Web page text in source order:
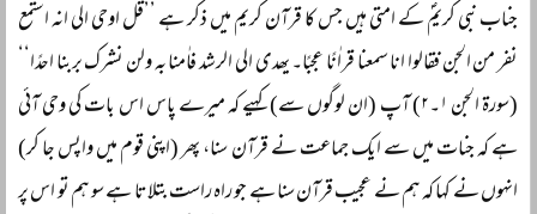
جناب نبی کریمؐ کے امتی ہیں جس کا قرآن کریم میں ذکر ہے ’’قل اوحی الی انہ استمع
نفر من الجن فقالوا انا سمعنا قراٰنًا عجبًا۔ یھدی الی الرشد فاٰمنا بہ ولن نشرک بربنا احدًا‘‘
(سورۃ الجن ۱۔۲) آپ (ان لوگوں سے) کہیے کہ میرے پاس اس بات کی وحی آئی
ہے کہ جنات میں سے ایک جماعت نے قرآن سنا، پھر (اپنی قوم میں واپس جا کر)
انہوں نے کہا کہ ہم نے عجیب قرآن سنا ہے جو راہ راست بتلاتا ہے سو ہم تو اس پر